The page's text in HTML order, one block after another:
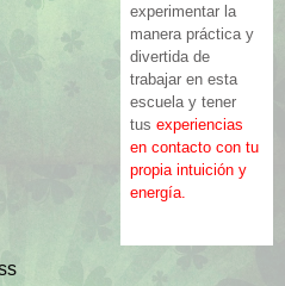
experimentar la
manera práctica y
divertida de
trabajar en esta
escuela y tener
tus experiencias
en contacto con tu
propia intuición y
energía.